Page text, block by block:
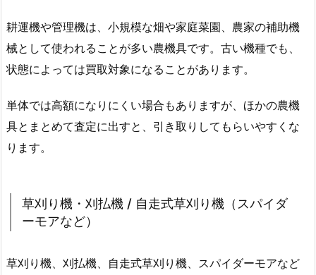
耕運機や管理機は、小規模な畑や家庭菜園、農家の補助機
械として使われることが多い農機具です。古い機種でも、
状態によっては買取対象になることがあります。
単体では高額になりにくい場合もありますが、ほかの農機
具とまとめて査定に出すと、引き取りしてもらいやすくな
ります。
草刈り機・刈払機 / 自走式草刈り機（スパイダ
ーモアなど）
草刈り機、刈払機、自走式草刈り機、スパイダーモアなど